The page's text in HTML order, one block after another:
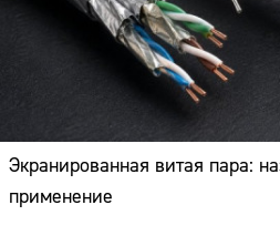
Экранированная витая пара:
применение